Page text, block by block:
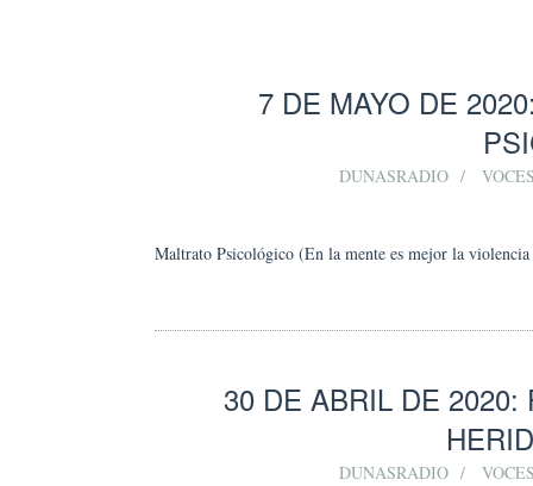
7 DE MAYO DE
DUNASRADIO
Maltrato Psicológico (En la mente es mejor la
30 DE ABRIL DE
DUNASRADIO